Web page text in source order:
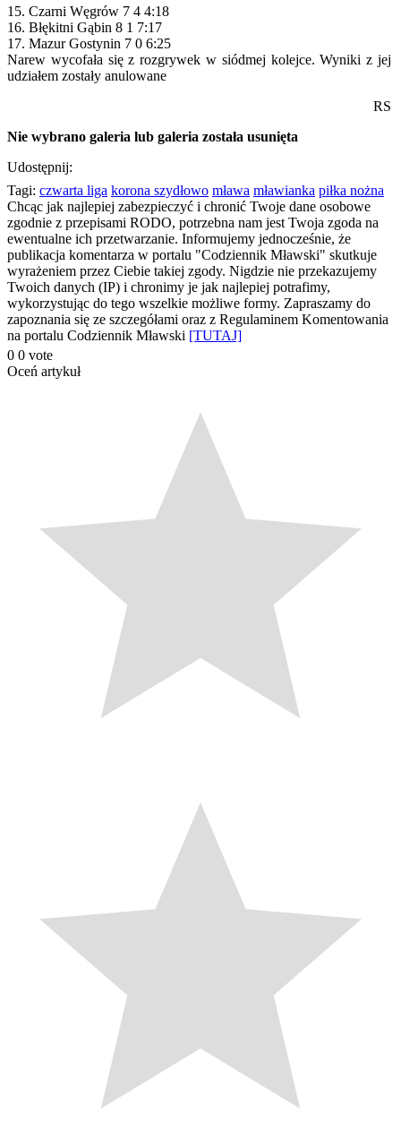
15. Czarni Węgrów 7 4 4:18
16. Błękitni Gąbin 8 1 7:17
17. Mazur Gostynin 7 0 6:25
Narew wycofała się z rozgrywek w siódmej kolejce. Wyniki z jej
udziałem zostały anulowane
RS
Nie wybrano galeria lub galeria została usunięta
Udostępnij:
Tagi: czwarta liga korona szydłowo mława mławianka piłka nożna
Chcąc jak najlepiej zabezpieczyć i chronić Twoje dane osobowe
zgodnie z przepisami RODO, potrzebna nam jest Twoja zgoda na
ewentualne ich przetwarzanie. Informujemy jednocześnie, że
publikacja komentarza w portalu "Codziennik Mławski" skutkuje
wyrażeniem przez Ciebie takiej zgody. Nigdzie nie przekazujemy
Twoich danych (IP) i chronimy je jak najlepiej potrafimy,
wykorzystując do tego wszelkie możliwe formy. Zapraszamy do
zapoznania się ze szczegółami oraz z Regulaminem Komentowania
na portalu Codziennik Mławski [TUTAJ]
0 0 vote
Oceń artykuł